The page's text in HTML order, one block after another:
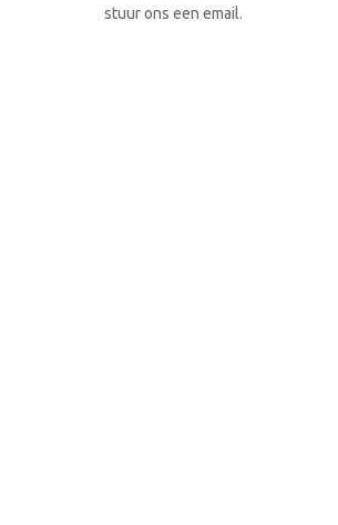
stuur ons een email.